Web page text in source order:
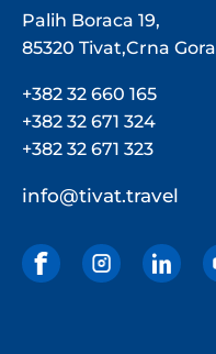
Palih Boraca 19,
85320 Tivat,Crna Gora
+382 32 660 165
+382 32 671 324
+382 32 671 323
info@tivat.travel